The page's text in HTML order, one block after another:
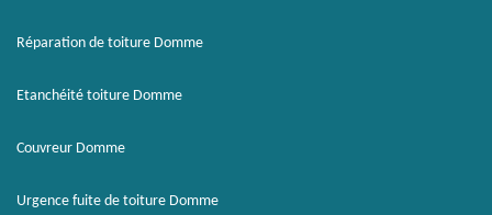
Réparation de toiture Domme
Etanchéité toiture Domme
Couvreur Domme
Urgence fuite de toiture Domme